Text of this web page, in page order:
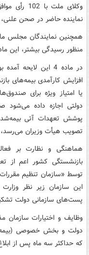
نماینده حاضر در صحن علنی، ماده 5 این لایحه را به
منظور رسیدگی بیشتر، این
در ماده 4 این
افزایش کارآمدی بیمه‌های
یا امتیاز ویژه برای
دولتی اجازه داده می‌شود
پوشش تعهدات آتی
تصویب هیأت وزیران می‌رسد،
هماهنگی و نظارت بر
بازنشستگی کشور اعم از
توسط «سازمان تنظیم
این سازمان زیر نظر
پست‌های سازمانی دولت
وظایف و اختیارات سازمان
دولت و بخش خصوصی
که حداکثر سه ماه پس از